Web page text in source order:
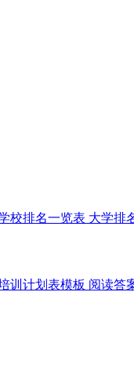
校排名一览表 大学排
训计划表模板 阅读答